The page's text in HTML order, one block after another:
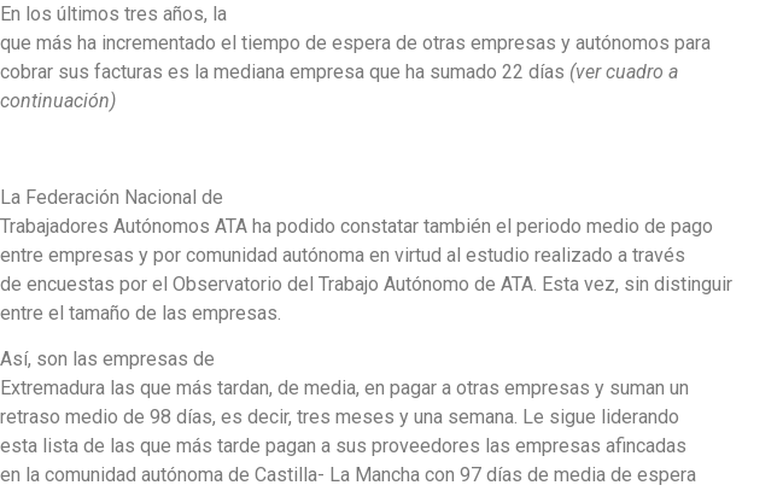
En los últimos tres años, la
que más ha incrementado el tiempo de espera de otras empresas y autónomos para
cobrar sus facturas es la mediana empresa que ha sumado 22 días (ver cuadro a
continuación)
La Federación Nacional de
Trabajadores Autónomos ATA ha podido constatar también el periodo medio de pago
entre empresas y por comunidad autónoma en virtud al estudio realizado a través
de encuestas por el Observatorio del Trabajo Autónomo de ATA. Esta vez, sin distinguir
entre el tamaño de las empresas.
Así, son las empresas de
Extremadura las que más tardan, de media, en pagar a otras empresas y suman un
retraso medio de 98 días, es decir, tres meses y una semana. Le sigue liderando
esta lista de las que más tarde pagan a sus proveedores las empresas afincadas
en la comunidad autónoma de Castilla- La Mancha con 97 días de media de espera